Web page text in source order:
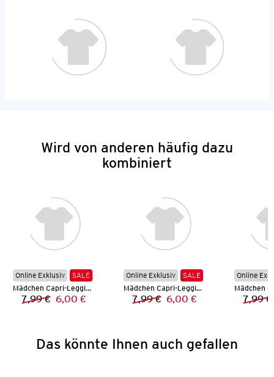
Wird von anderen häufig dazu
kombiniert
Online Exklusiv
SALE
Mädchen Capri-Leggings
Vorheriger Preis:
7,99 € Neuer Preis:
6,00 €
Online Exklusiv
SALE
Mädchen Capri-Leggings
Vorheriger Preis:
7,99 € Neuer Preis:
6,00 €
Online
7,99 €
Das könnte Ihnen auch gefallen